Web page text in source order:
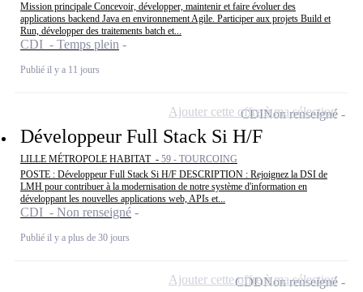
Mission principale Concevoir, développer, maintenir et faire évoluer des
applications backend Java en environnement Agile. Participer aux projets Build et
Run, développer des traitements batch et...
CDI - Temps plein
Publié il y a 11 jours
Développeur Full Stack Si H/F
LILLE MÉTROPOLE HABITAT - 59 - TOURCOING
POSTE : Développeur Full Stack Si H/F DESCRIPTION : Rejoignez la DSI de
LMH pour contribuer à la modernisation de notre système d'information en
développant les nouvelles applications web, APIs et...
CDI - Non renseigné
Publié il y a plus de 30 jours
CDINon renseigné
Ajouter cette offre à ma sélection
CDDNon renseigné
Ajouter cette offre à ma sélection